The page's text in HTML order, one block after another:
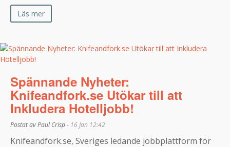
Läs mer
Spännande Nyheter:
Knifeandfork.se Utökar till att
Inkludera Hotelljobb!
Postat av Paul Crisp - 16 Jan 12:42
Knifeandfork.se, Sveriges ledande jobbplattform för